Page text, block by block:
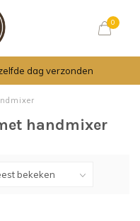
0
dag verzonden
handmixer